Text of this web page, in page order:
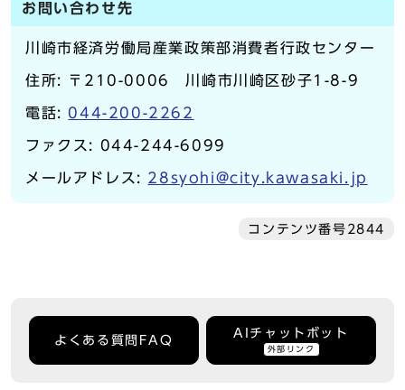
お問い合わせ先
川崎市経済労働局産業政策部消費者行政センター
住所: 〒210-0006 川崎市川崎区砂子1-8-9
電話: 044-200-2262
ファクス: 044-244-6099
メールアドレス: 28syohi@city.kawasaki.jp
コンテンツ番号2844
よくある質問FAQ
AIチャットボット
外部リンク